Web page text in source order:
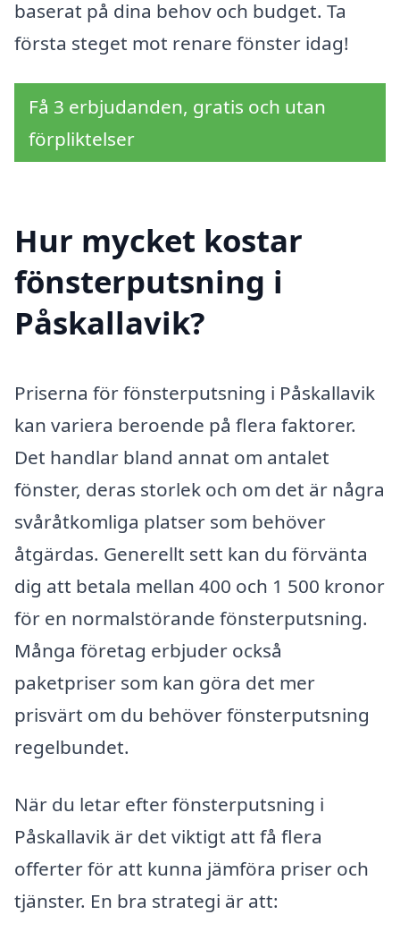
baserat på dina behov och budget. Ta
första steget mot renare fönster idag!
Få 3 erbjudanden, gratis och utan
förpliktelser
Hur mycket kostar
fönsterputsning i
Påskallavik?
Priserna för fönsterputsning i Påskallavik
kan variera beroende på flera faktorer.
Det handlar bland annat om antalet
fönster, deras storlek och om det är några
svåråtkomliga platser som behöver
åtgärdas. Generellt sett kan du förvänta
dig att betala mellan 400 och 1 500 kronor
för en normalstörande fönsterputsning.
Många företag erbjuder också
paketpriser som kan göra det mer
prisvärt om du behöver fönsterputsning
regelbundet.
När du letar efter fönsterputsning i
Påskallavik är det viktigt att få flera
offerter för att kunna jämföra priser och
tjänster. En bra strategi är att: